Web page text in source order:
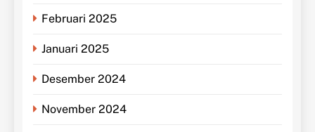
Februari 2025
Januari 2025
Desember 2024
November 2024